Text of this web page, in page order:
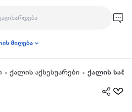
მიღება
ქალის აქსესუარები ქალის